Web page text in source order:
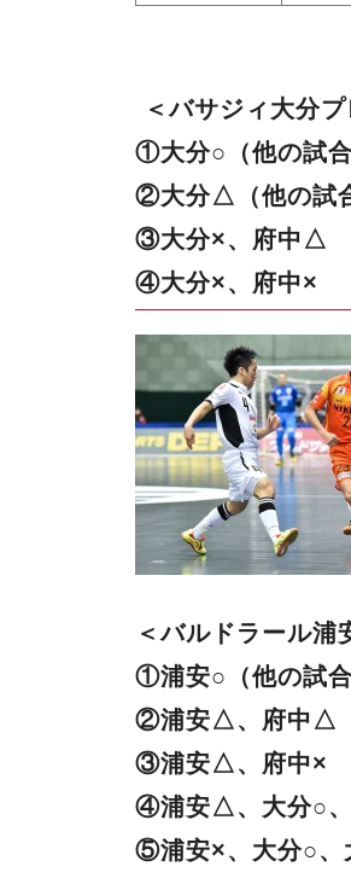
＜バサジィ大分
①大分○（他の試合
②大分△（他の試
③大分×、府中△
④大分×、府中×
＜バルドラール
①浦安○（他の試合
②浦安△、府中△
③浦安△、府中×
④浦安△、大分○
⑤浦安×、大分○、